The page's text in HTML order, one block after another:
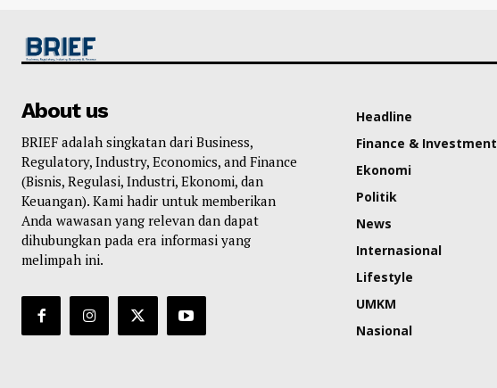
About us
BRIEF adalah singkatan dari Business,
Regulatory, Industry, Economics, and Finance
(Bisnis, Regulasi, Industri, Ekonomi, dan
Keuangan). Kami hadir untuk memberikan
Anda wawasan yang relevan dan dapat
dihubungkan pada era informasi yang
melimpah ini.
Headline
Finance & Investment
Ekonomi
Politik
News
Internasional
Lifestyle
UMKM
Nasional